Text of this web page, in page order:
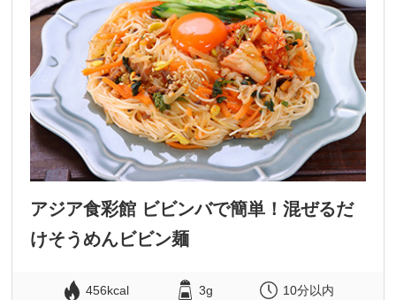
アジア食彩館 ビビンバで簡単！混ぜるだ
けそうめんビビン麺
456kcal 3g 10分以内